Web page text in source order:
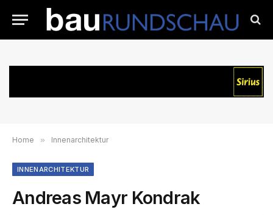
Home » Innenarchitektur
INNENARCHITEKTUR
Andreas Mayr Kondrak